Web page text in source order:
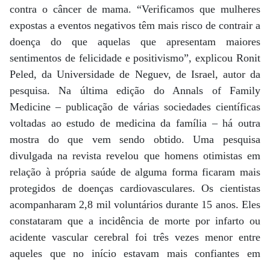
contra o câncer de mama. “Verificamos que mulheres
expostas a eventos negativos têm mais risco de contrair a
doença do que aquelas que apresentam maiores
sentimentos de felicidade e positivismo”, explicou Ronit
Peled, da Universidade de Neguev, de Israel, autor da
pesquisa. Na última edição do Annals of Family
Medicine – publicação de várias sociedades científicas
voltadas ao estudo de medicina da família – há outra
mostra do que vem sendo obtido. Uma pesquisa
divulgada na revista revelou que homens otimistas em
relação à própria saúde de alguma forma ficaram mais
protegidos de doenças cardiovasculares. Os cientistas
acompanharam 2,8 mil voluntários durante 15 anos. Eles
constataram que a incidência de morte por infarto ou
acidente vascular cerebral foi três vezes menor entre
aqueles que no início estavam mais confiantes em